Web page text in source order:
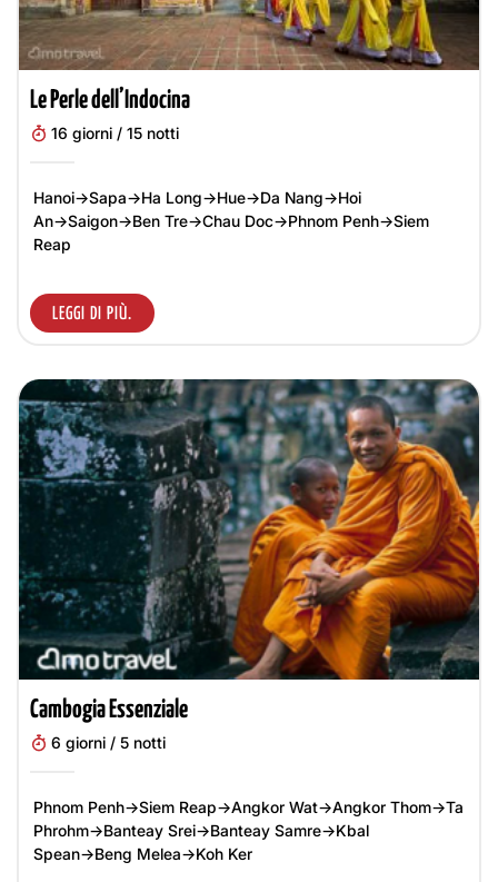
Le Perle dell’Indocina
16 giorni / 15 notti
Hanoi→Sapa→Ha Long→Hue→Da Nang→Hoi
An→Saigon→Ben Tre→Chau Doc→Phnom Penh→Siem
Reap
LEGGI DI PIÙ.
Cambogia Essenziale
6 giorni / 5 notti
Phnom Penh→Siem Reap→Angkor Wat→Angkor Thom→Ta
Phrohm→Banteay Srei→Banteay Samre→Kbal
Spean→Beng Melea→Koh Ker